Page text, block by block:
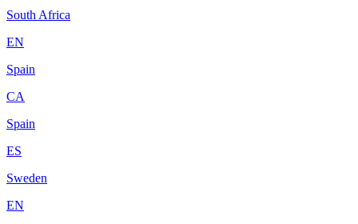
South Africa
EN
Spain
CA
Spain
ES
Sweden
EN